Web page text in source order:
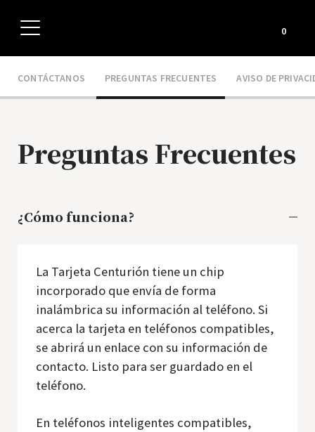
0
Preguntas Frecuentes
¿Cómo funciona?
La Tarjeta Centurión tiene un chip
incorporado que envía de forma
inalámbrica su información al teléfono. Si
acerca la tarjeta en teléfonos compatibles,
se abrirá un enlace con su información de
contacto. Listo para ser guardado en el
teléfono.
En teléfonos inteligentes compatibles,
CONTÁCTANOS PREGUNTAS FRECUENTES AVISO DE